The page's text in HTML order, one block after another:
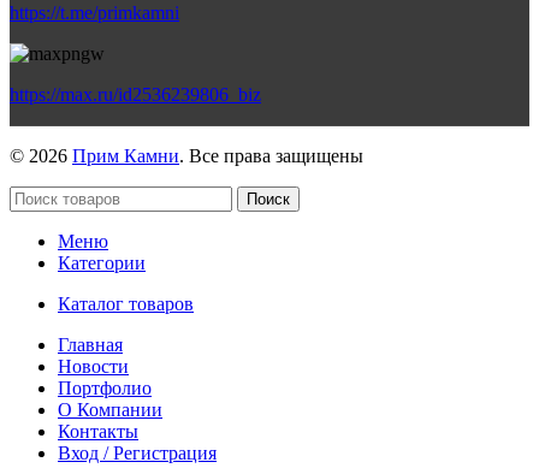
https://t.me/primkamni
https://max.ru/id2536239806_biz
© 2026 Прим Камни. Все права защищены
Поиск
Меню
Категории
Каталог товаров
Главная
Новости
Портфолио
О Компании
Контакты
Вход / Регистрация